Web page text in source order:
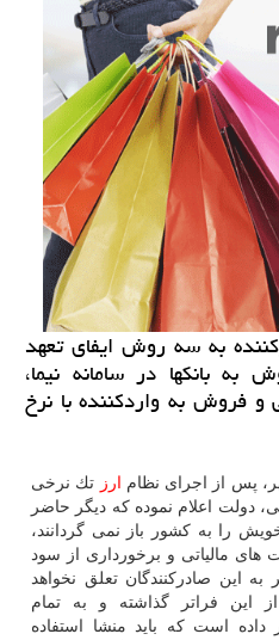
به سه روش ایفای تعهد
بانكها در سامانه نیما،
فروش به واردكننده با نرخ
پس از اجرای نظام ارز تك نرخی
دولت اعلام نموده كه دیگر حاضر
را به كشور باز نمی گردانند،
مالیاتی و برخورداری از سود
این صادركنندگان تعلق نخواهد
این فراتر گذاشته و به تمام
داده است كه باید منشا استفاده